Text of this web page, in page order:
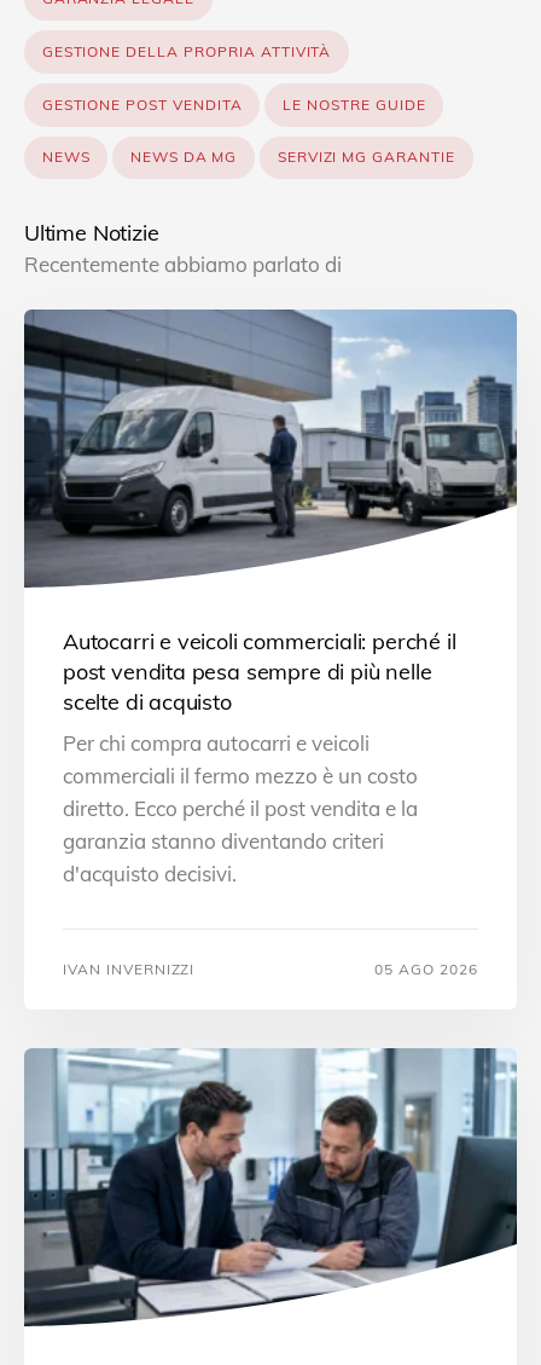
GESTIONE DELLA PROPRIA ATTIVITÀ
GESTIONE POST VENDITA LE NOSTRE GUIDE
NEWS NEWS DA MG SERVIZI MG GARANTIE
Ultime Notizie
Recentemente abbiamo parlato di
Autocarri e veicoli commerciali: perché il
post vendita pesa sempre di più nelle
scelte di acquisto
Per chi compra autocarri e veicoli
commerciali il fermo mezzo è un costo
diretto. Ecco perché il post vendita e la
garanzia stanno diventando criteri
d'acquisto decisivi.
IVAN INVERNIZZI 05 AGO 2026